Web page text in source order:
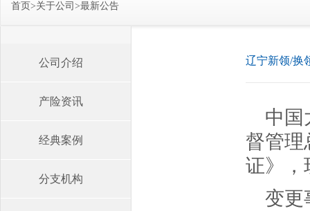
首页>关于公司 >最新公告
公司介绍
产险资讯
经典案例
分支机构
辽宁新领/换
中国
督管理
证》，
变更